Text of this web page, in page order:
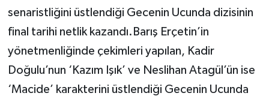
senaristliğini üstlendiği Gecenin Ucunda dizisinin
final tarihi netlik kazandı.Barış Erçetin’in
yönetmenliğinde çekimleri yapılan, Kadir
Doğulu’nun ‘Kazım Işık’ ve Neslihan Atagül’ün ise
‘Macide’ karakterini üstlendiği Gecenin Ucunda